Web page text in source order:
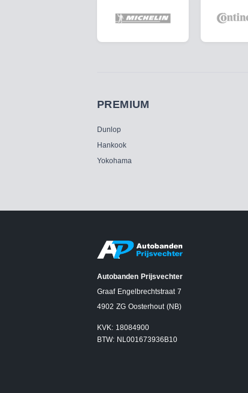
PREMIUM
Dunlop
Hankook
Yokohama
Autobanden Prijsvechter
Graaf Engelbrechtstraat 7
4902 ZG Oosterhout (NB)
KVK: 18084900
BTW: NL001673936B10